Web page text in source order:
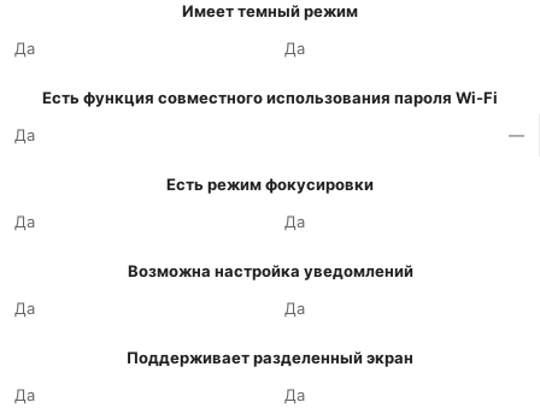
Имеет темный режим
Да
Да
Есть функция совместного использования пароля Wi-Fi
Да
—
Есть режим фокусировки
Да
Да
Возможна настройка уведомлений
Да
Да
Поддерживает разделенный экран
Да
Да